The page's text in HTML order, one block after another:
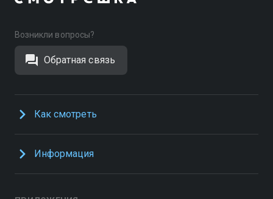
Возникли вопросы?
Обратная связь
Как смотреть
Информация